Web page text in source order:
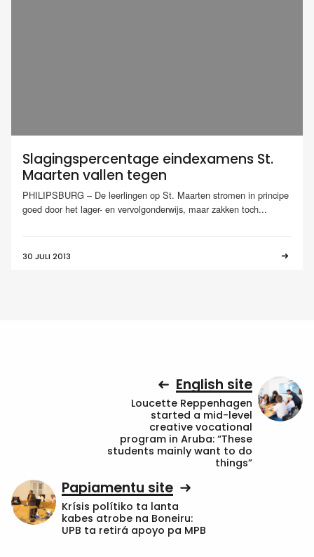
Slagingspercentage eindexamens St.
Maarten vallen tegen
PHILIPSBURG – De leerlingen op St. Maarten stromen in principe
goed door het lager- en vervolgonderwijs, maar zakken toch...
30 JULI 2013
English site
Loucette Reppenhagen
started a mid-level
creative vocational
program in Aruba: “These
students mainly want to do
things”
Papiamentu site
Krísis polítiko ta lanta
kabes atrobe na Boneiru:
UPB ta retirá apoyo pa MPB